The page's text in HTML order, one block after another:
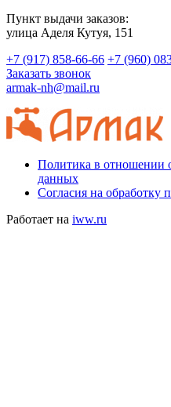
Пункт выдачи заказов:
​улица Аделя Кутуя, 151
+7 (917) 858-66-66 +7 (960)
Заказать звонок
armak-nh@mail.ru
Политика в отношении
данных
Согласия на обработку
Работает на iww.ru